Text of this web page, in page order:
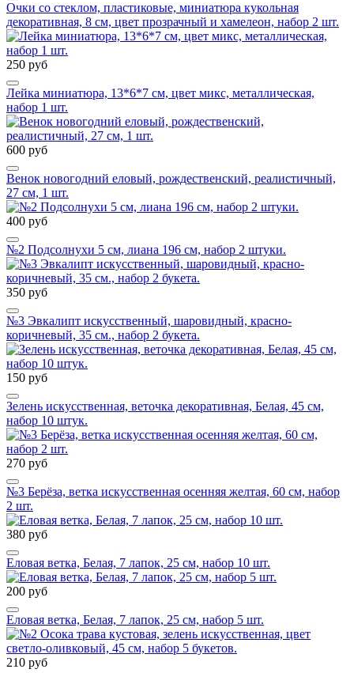
Очки со стеклом, пластиковые, миниатюра кукольная
декоративная, 8 см, цвет прозрачный и хамелеон, набор 2 шт.
250 руб
Лейка миниатюра, 13*6*7 см, цвет микс, металлическая,
набор 1 шт.
600 руб
Венок новогодний еловый, рождественский, реалистичный,
27 см, 1 шт.
400 руб
№2 Подсолнухи 5 см, лиана 196 см, набор 2 штуки.
350 руб
№3 Эвкалипт искусственный, шаровидный, красно-
коричневый, 35 см., набор 2 букета.
150 руб
Зелень искусственная, веточка декоративная, Белая, 45 см,
набор 10 штук.
270 руб
№3 Берёза, ветка искусственная осенняя желтая, 60 см, набор
2 шт.
380 руб
Еловая ветка, Белая, 7 лапок, 25 см, набор 10 шт.
200 руб
Еловая ветка, Белая, 7 лапок, 25 см, набор 5 шт.
210 руб